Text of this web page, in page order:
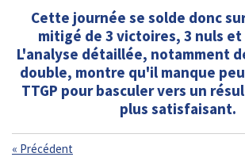
Cette journée se solde donc
mitigé de 3 victoires, 3 nuls
L'analyse détaillée, notamment
double, montre qu'il manque
TTGP pour basculer vers un
plus satisfaisant.
« Précédent